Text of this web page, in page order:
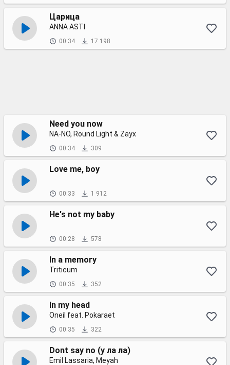
Царица
ANNA ASTI
00:34 17 198
Need you now
NA-NO, Round Light & Zayx
00:34 309
Love me, boy
00:33 1 912
He's not my baby
00:28 578
In a memory
Triticum
00:35 352
In my head
Oneil feat. Pokaraet
00:35 322
Dont say no (у ла ла)
Emil Lassaria, Meyah